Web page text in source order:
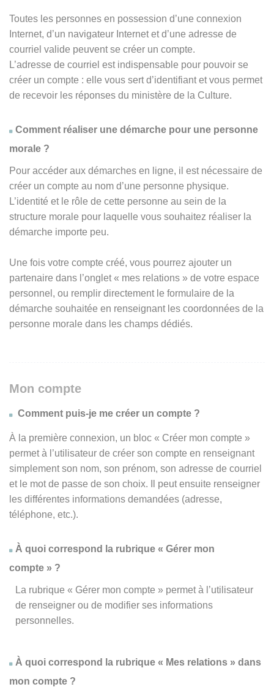
Toutes les personnes en possession d’une connexion
Internet, d’un navigateur Internet et d’une adresse de
courriel valide peuvent se créer un compte.
L’adresse de courriel est indispensable pour pouvoir se
créer un compte : elle vous sert d’identifiant et vous permet
de recevoir les réponses du ministère de la Culture.
Comment réaliser une démarche pour une personne
morale ?
Pour accéder aux démarches en ligne, il est nécessaire de
créer un compte au nom d’une personne physique.
L’identité et le rôle de cette personne au sein de la
structure morale pour laquelle vous souhaitez réaliser la
démarche importe peu.
Une fois votre compte créé, vous pourrez ajouter un
partenaire dans l’onglet « mes relations » de votre espace
personnel, ou remplir directement le formulaire de la
démarche souhaitée en renseignant les coordonnées de la
personne morale dans les champs dédiés.
Mon compte
Comment puis-je me créer un compte ?
À la première connexion, un bloc « Créer mon compte »
permet à l’utilisateur de créer son compte en renseignant
simplement son nom, son prénom, son adresse de courriel
et le mot de passe de son choix. Il peut ensuite renseigner
les différentes informations demandées (adresse,
téléphone, etc.).
À quoi correspond la rubrique « Gérer mon
compte » ?
La rubrique « Gérer mon compte » permet à l’utilisateur
de renseigner ou de modifier ses informations
personnelles.
À quoi correspond la rubrique « Mes relations » dans
mon compte ?